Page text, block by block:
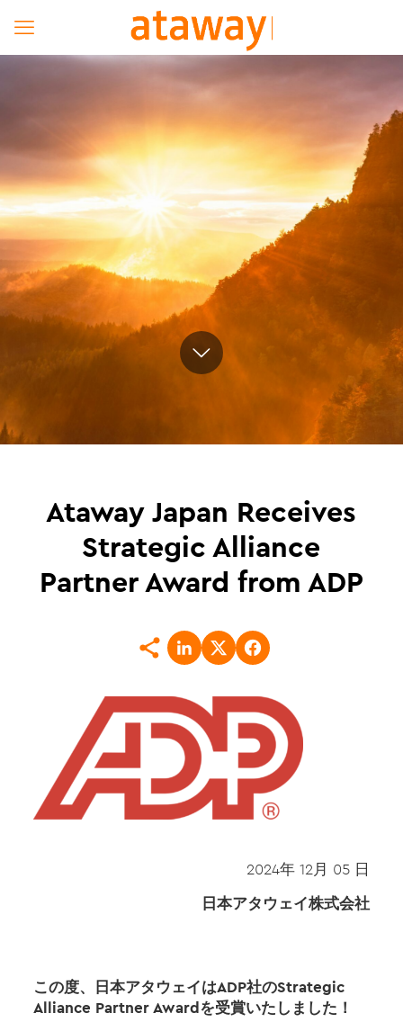
Ataway Japan Receives
Strategic Alliance
Partner Award from ADP
2024年 12月 05 日
日本アタウェイ株式会社
この度、日本アタウェイはADP社のStrategic
Alliance Partner Awardを受賞いたしました！